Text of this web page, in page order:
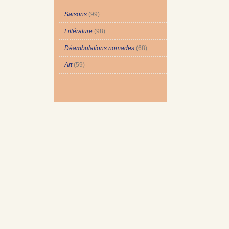
Saisons (99)
Littérature (98)
Déambulations nomades (68)
Art(59)